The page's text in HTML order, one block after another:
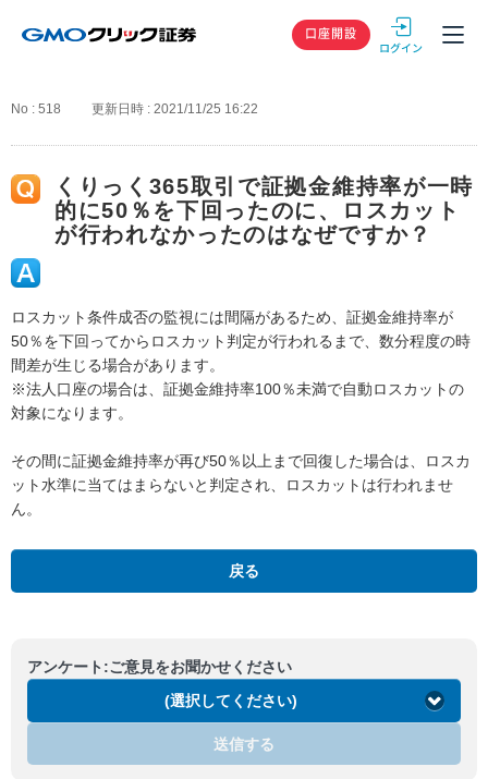
GMOクリック
口座開設
No : 518 更新日時 : 2021/11/25 16:22
くりっく365取引で証拠金維持率が一時
的に50％を下回ったのに、ロスカット
が行われなかったのはなぜですか？
ロスカット条件成否の監視には間隔があるため、証拠金維持率が
50％を下回ってからロスカット判定が行われるまで、数分程度の時
間差が生じる場合があります。
※法人口座の場合は、証拠金維持率100％未満で自動ロスカットの
対象になります。
その間に証拠金維持率が再び50％以上まで回復した場合は、ロスカ
ット水準に当てはまらないと判定され、ロスカットは行われませ
ん。
戻る
アンケート:ご意見をお聞かせください
(選択してください)
送信する